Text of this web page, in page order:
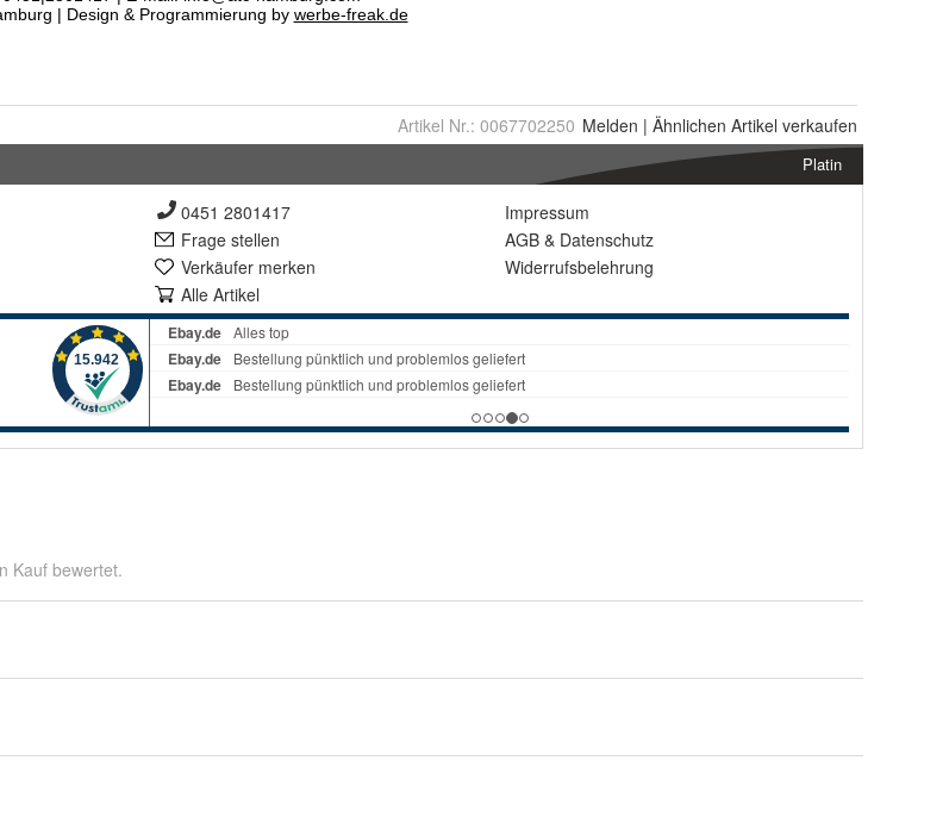
Artikel Nr.: 0067702250 Melden | Ähnlichen Artikel verkaufen
Platin
0451 2801417
Frage stellen
Verkäufer merken
Alle Artikel
Impressum
AGB & Datenschutz
Widerrufsbelehrung
Kauf bewertet.